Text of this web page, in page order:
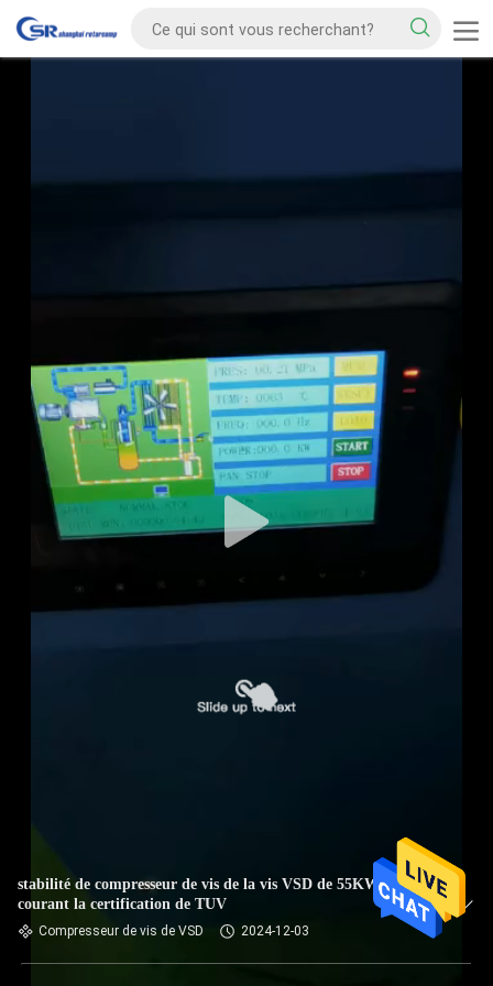
stabilité de compresseur de vis de la vis VSD de 55KW VFC
courant la certification de TUV
Compresseur de vis de VSD 2024-12-03